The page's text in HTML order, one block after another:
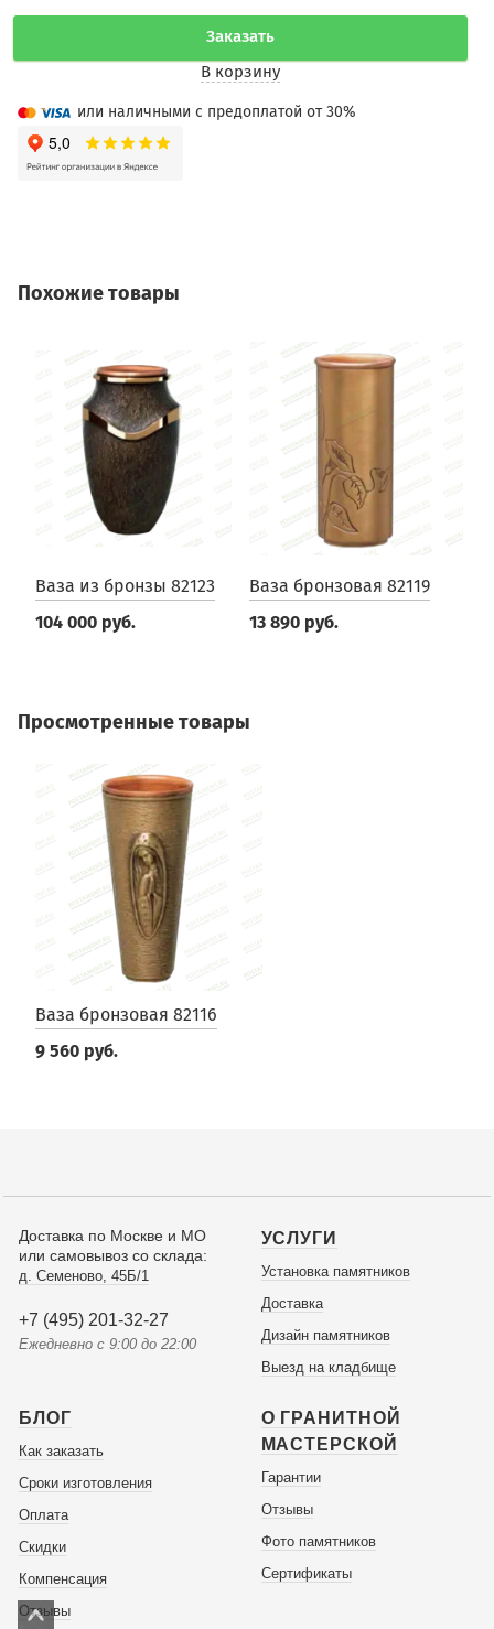
Заказать
В корзину
или наличными с предоплатой от 30%
Похожие товары
Ваза из бронзы 82123
104 000 руб.
Ваза бронзовая 82119
13 890 руб.
Просмотренные товары
Ваза бронзовая 82116
9 560 руб.
Доставка по Москве и МО
или самовывоз со склада:
д. Семеново, 45Б/1
+7 (495) 201-32-27
Ежедневно с 9:00 до 22:00
УСЛУГИ
Установка памятников
Доставка
Дизайн памятников
Выезд на кладбище
БЛОГ
Как заказать
Сроки изготовления
Оплата
Скидки
Компенсация
Отзывы
О ГРАНИТНОЙ
МАСТЕРСКОЙ
Гарантии
Отзывы
Фото памятников
Сертификаты